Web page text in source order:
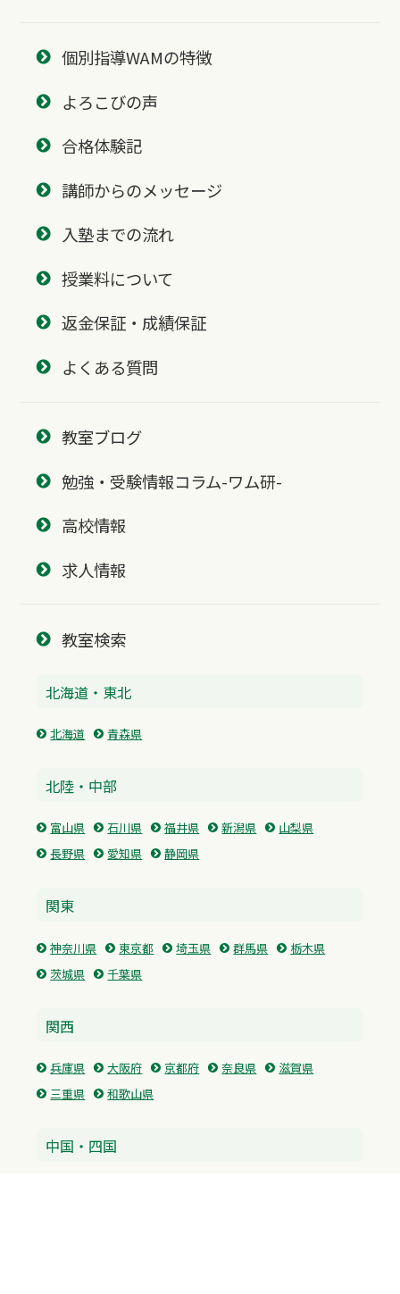
個別指導WAMの特徴
よろこびの声
合格体験記
講師からのメッセージ
入塾までの流れ
授業料について
返金保証・成績保証
よくある質問
教室ブログ
勉強・受験情報コラム-ワム研-
高校情報
求人情報
教室検索
北海道・東北
北海道 青森県
北陸・中部
富山県 石川県 福井県 新潟県
山梨県
長野県
愛知県 静岡県
関東
神奈川県 東京都 埼玉県 群馬県
栃木県
茨城県
千葉県
関西
兵庫県 大阪府 京都府 奈良県
滋賀県
三重県
和歌山県
中国・四国